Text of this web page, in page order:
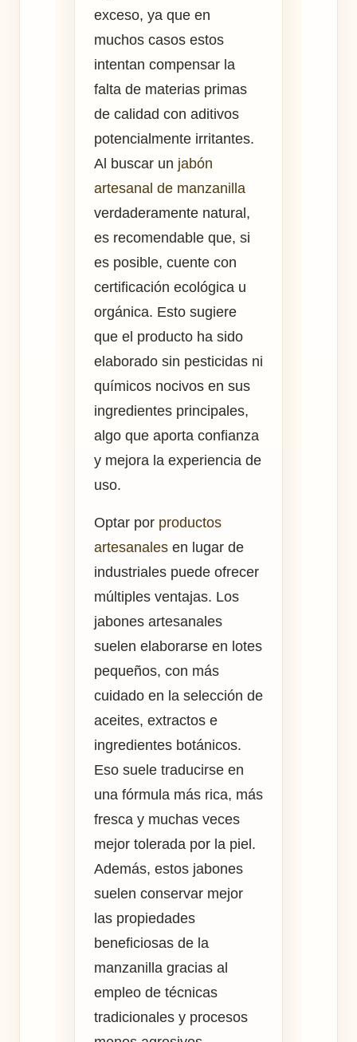
exceso, ya que en
muchos casos estos
intentan compensar la
falta de materias primas
de calidad con aditivos
potencialmente irritantes.
Al buscar un jabón
artesanal de manzanilla
verdaderamente natural,
es recomendable que, si
es posible, cuente con
certificación ecológica u
orgánica. Esto sugiere
que el producto ha sido
elaborado sin pesticidas ni
químicos nocivos en sus
ingredientes principales,
algo que aporta confianza
y mejora la experiencia de
uso.
Optar por productos
artesanales en lugar de
industriales puede ofrecer
múltiples ventajas. Los
jabones artesanales
suelen elaborarse en lotes
pequeños, con más
cuidado en la selección de
aceites, extractos e
ingredientes botánicos.
Eso suele traducirse en
una fórmula más rica, más
fresca y muchas veces
mejor tolerada por la piel.
Además, estos jabones
suelen conservar mejor
las propiedades
beneficiosas de la
manzanilla gracias al
empleo de técnicas
tradicionales y procesos